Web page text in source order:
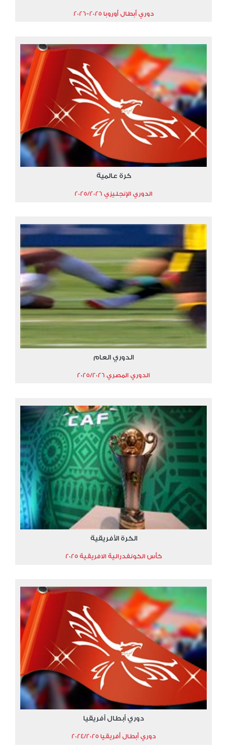
دوري أبطال أوروبا 2025-2026
كرة عالمية
الدوري الإنجليزي 2025/2026
الدوري العام
الدوري المصري 2025/2026
الكرة الأفريقية
كأس الكونفدرالية الافريقية 2025
دوري أبطال أفريقيا
دوري أبطال أفريقيا 2024/2025